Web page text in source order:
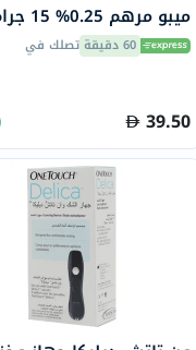
ميبو مرهم 0.25% 15 جرام
60 دقيقة تصلك في
39.50